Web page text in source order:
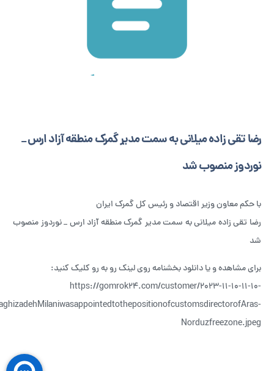
رضا تقی زاده میلانی به سمت مدیر گمرک منطقه آزاد ارس _
نوردوز منصوب شد
با حکم معاون وزیر اقتصاد و رئیس کل گمرک ایران
رضا تقی زاده میلانی به سمت مدیر گمرک منطقه آزاد ارس _ نوردوز منصوب
شد
برای مشاهده و یا دانلود بخشنامه روی لینک رو به رو کلیک کنید:
https://gomrok24.com/customer/2023-11-10-11-10-
Norduzfreezone.jpeg